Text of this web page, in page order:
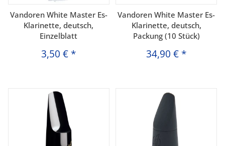
Vandoren White Master Es-
Klarinette, deutsch,
Einzelblatt
3,50 € *
Vandoren White Master Es-
Klarinette, deutsch,
Packung (10 Stück)
34,90 € *